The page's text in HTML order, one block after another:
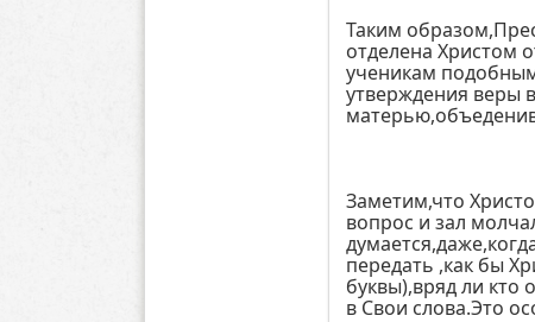
Таким
отделена Христом
ученикам
утверждения веры
Заметим,что
вопрос и зал
передать ,как бы
буквы),вряд ли
в Свои слова.Это